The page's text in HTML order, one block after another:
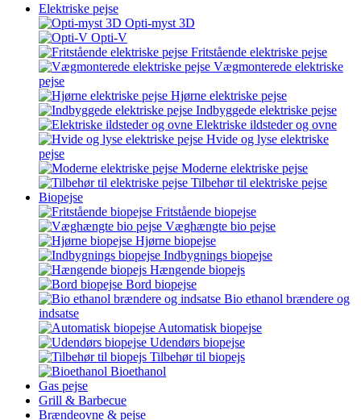
Elektriske pejse
Opti-myst 3D
Opti-V
Fritstående elektriske pejse
Vægmonterede elektriske
pejse
Hjørne elektriske pejse
Indbyggede elektriske pejse
Elektriske ildsteder og ovne
Hvide og lyse elektriske
pejse
Moderne elektriske pejse
Tilbehør til elektriske pejse
Biopejse
Fritstående biopejse
Væghængte bio pejse
Hjørne biopejse
Indbygnings biopejse
Hængende biopejs
Bord biopejse
Bio ethanol brændere og
indsatse
Automatisk biopejse
Udendørs biopejse
Tilbehør til biopejs
Bioethanol
Gas pejse
Grill & Barbecue
Brændeovne & pejse